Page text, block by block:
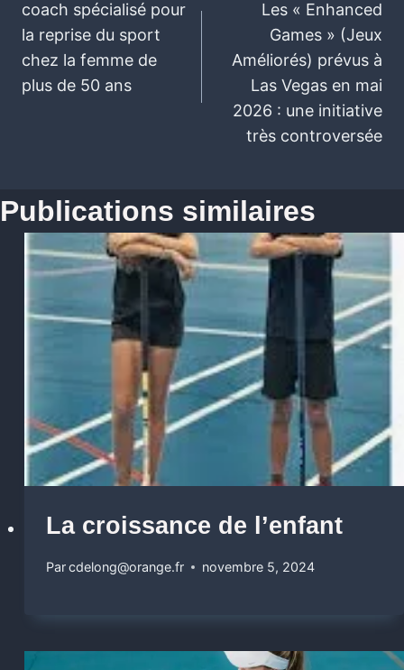
coach spécialisé pour
la reprise du sport
chez la femme de
plus de 50 ans
Les « Enhanced
Games » (Jeux
Améliorés) prévus à
Las Vegas en mai
2026 : une initiative
très controversée
Publications similaires
La croissance de l’enfant
Parcdelong@orange.fr novembre 5, 2024